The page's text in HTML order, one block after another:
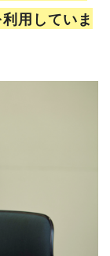
用していま